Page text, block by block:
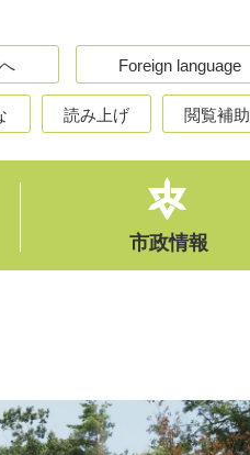
Foreign language
読み上げ 閲覧補助
市政情報